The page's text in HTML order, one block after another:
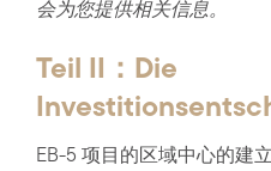
会为您提供相关信息。
Teil II：Die
EB-5 项目的区域中心的建